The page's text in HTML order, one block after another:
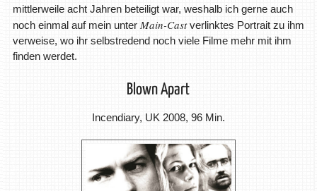
mittlerweile acht Jahren beteiligt war, weshalb ich gerne auch
noch einmal auf mein unter Main-Castverlinktes Portrait zu ihm
verweise, wo ihr selbstredend noch viele Filme mehr mit ihm
finden werdet.
Blown Apart
Incendiary, UK 2008, 96 Min.